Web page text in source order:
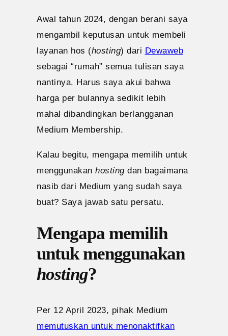
Awal tahun 2024, dengan berani saya
mengambil keputusan untuk membeli
layanan hos (hosting) dari Dewaweb
sebagai “rumah” semua tulisan saya
nantinya. Harus saya akui bahwa
harga per bulannya sedikit lebih
mahal dibandingkan berlangganan
Medium Membership.
Kalau begitu, mengapa memilih untuk
menggunakan hosting dan bagaimana
nasib dari Medium yang sudah saya
buat? Saya jawab satu persatu.
Mengapa memilih
untuk menggunakan
hosting?
Per 12 April 2023, pihak Medium
memutuskan untuk menonaktifkan